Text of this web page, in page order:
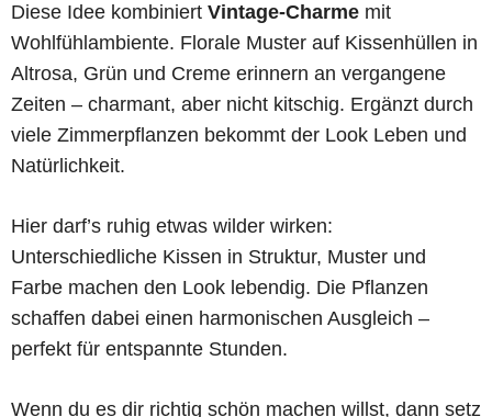
Diese Idee kombiniert Vintage-Charme mit
Wohlfühlambiente. Florale Muster auf Kissenhüllen in
Altrosa, Grün und Creme erinnern an vergangene
Zeiten – charmant, aber nicht kitschig. Ergänzt durch
viele Zimmerpflanzen bekommt der Look Leben und
Natürlichkeit.
Hier darf’s ruhig etwas wilder wirken:
Unterschiedliche Kissen in Struktur, Muster und
Farbe machen den Look lebendig. Die Pflanzen
schaffen dabei einen harmonischen Ausgleich –
perfekt für entspannte Stunden.
Wenn du es dir richtig schön machen willst, dann setz